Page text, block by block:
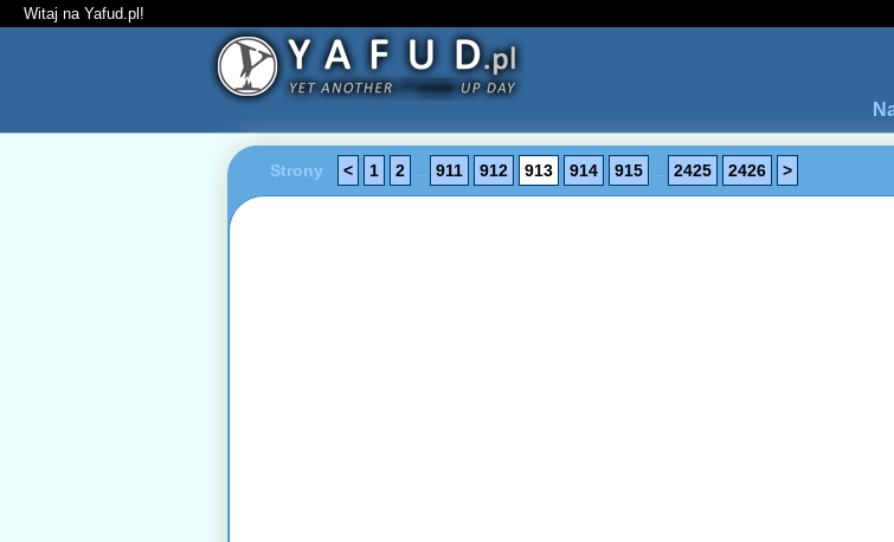
Witaj na Yafud.pl!
Strony < 1 2 911 912 913 914 915 2425 2426 >